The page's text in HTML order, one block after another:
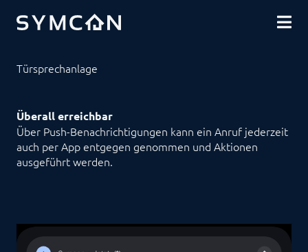
COMMUNITY
Türsprechanlage
Überall erreichbar
Über Push-Benachrichtigungen kann ein Anruf jederzeit
auch per App entgegen genommen und Aktionen
ausgeführt werden.